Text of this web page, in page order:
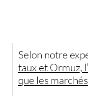
Selon notre
taux et Ormuz,
que les